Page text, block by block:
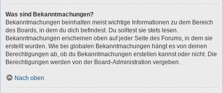
Was sind Bekanntmachungen?
Bekanntmachungen beinhalten meist wichtige Informationen zu dem Bereich
des Boards, in dem du dich befindest. Du solltest sie stets lesen.
Bekanntmachungen erscheinen oben auf jeder Seite des Forums, in dem sie
erstellt wurden. Wie bei globalen Bekanntmachungen hängt es von deinen
Berechtigungen ab, ob du Bekanntmachungen erstellen kannst oder nicht. Die
Berechtigungen werden von der Board-Administration vergeben.
Nach oben